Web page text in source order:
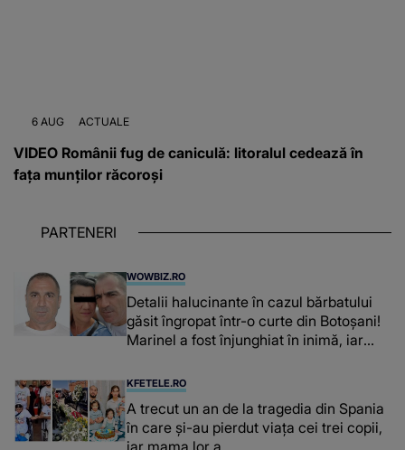
6 AUG ACTUALE
VIDEO Românii fug de caniculă: litoralul cedează în
fața munților răcoroși
PARTENERI
WOWBIZ.RO
Detalii halucinante în cazul bărbatului
găsit îngropat într-o curte din Botoșani!
Marinel a fost înjunghiat în inimă, iar
suspecți
KFETELE.RO
A trecut un an de la tragedia din Spania
în care și-au pierdut viața cei trei copii,
iar mama lor a…